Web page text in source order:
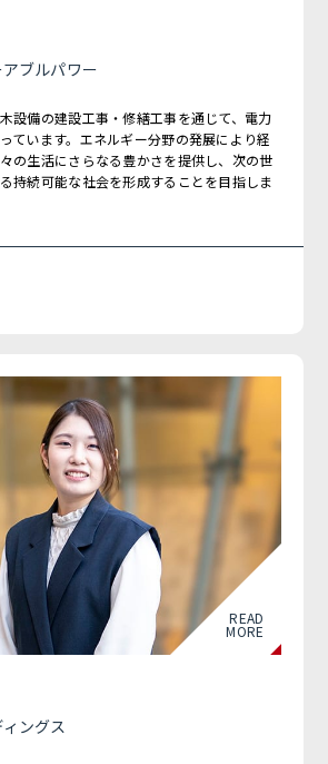
ブルパワー
設備の建設工事・修繕工事を通じて、電力
ています。エネルギー分野の発展により経
の生活にさらなる豊かさを提供し、次の世
持続可能な社会を形成することを目指しま
READ
MORE
ングス